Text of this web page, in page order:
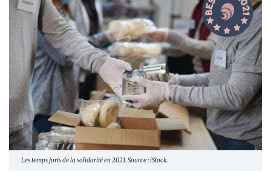
Les temps forts de la solidarité en 2021. Source : iStock.